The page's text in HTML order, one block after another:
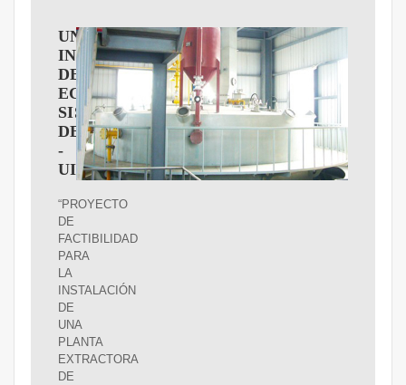
UNIVERSIDAD
INTERNACIONAL
DEL
ECUADOR
SISTEMA
DE
-
UIDE
“PROYECTO
DE
FACTIBILIDAD
PARA
LA
INSTALACIÓN
DE
UNA
PLANTA
EXTRACTORA
DE